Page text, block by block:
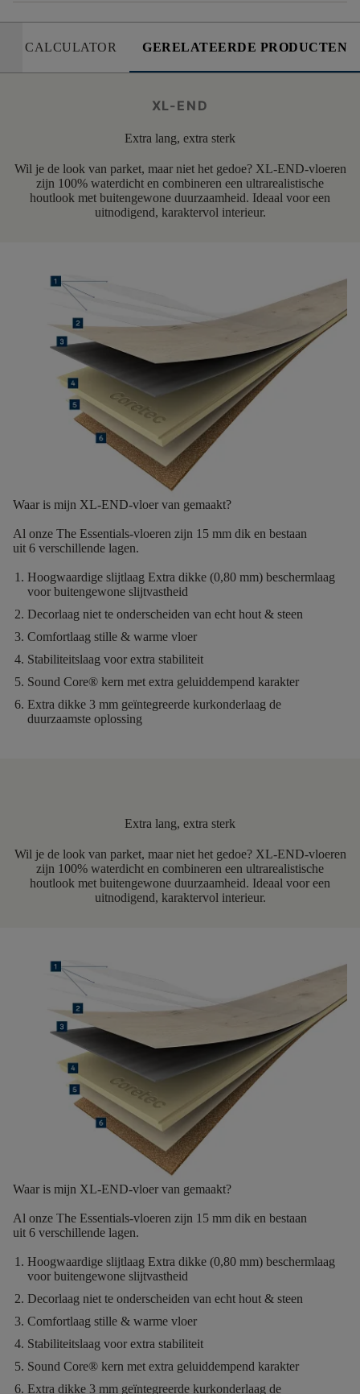
CALCULATOR GERELATEERDE PRODUCTEN
XL-END
Extra lang, extra sterk
Wil je de look van parket, maar niet het gedoe? XL-END-vloeren
zijn 100% waterdicht en combineren een ultrarealistische
houtlook met buitengewone duurzaamheid. Ideaal voor een
uitnodigend, karaktervol interieur.
Waar is mijn XL-END-vloer van gemaakt?
Al onze The Essentials-vloeren zijn 15 mm dik en bestaan
uit 6 verschillende lagen.
Hoogwaardige slijtlaag Extra dikke (0,80 mm) beschermlaag
voor buitengewone slijtvastheid
Decorlaag niet te onderscheiden van echt hout & steen
Comfortlaag stille & warme vloer
Stabiliteitslaag voor extra stabiliteit
Sound Core® kern met extra geluiddempend karakter
Extra dikke 3 mm geïntegreerde kurkonderlaag de
duurzaamste oplossing
Extra lang, extra sterk
Wil je de look van parket, maar niet het gedoe? XL-END-vloeren
zijn 100% waterdicht en combineren een ultrarealistische
houtlook met buitengewone duurzaamheid. Ideaal voor een
uitnodigend, karaktervol interieur.
Waar is mijn XL-END-vloer van gemaakt?
Al onze The Essentials-vloeren zijn 15 mm dik en bestaan
uit 6 verschillende lagen.
Hoogwaardige slijtlaag Extra dikke (0,80 mm) beschermlaag
voor buitengewone slijtvastheid
Decorlaag niet te onderscheiden van echt hout & steen
Comfortlaag stille & warme vloer
Stabiliteitslaag voor extra stabiliteit
Sound Core® kern met extra geluiddempend karakter
Extra dikke 3 mm geïntegreerde kurkonderlaag de